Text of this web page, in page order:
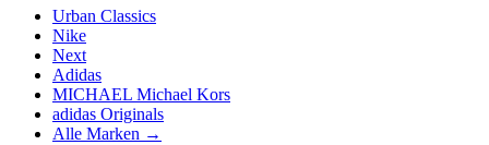
Urban Classics
Nike
Next
Adidas
MICHAEL Michael Kors
adidas Originals
Alle Marken →